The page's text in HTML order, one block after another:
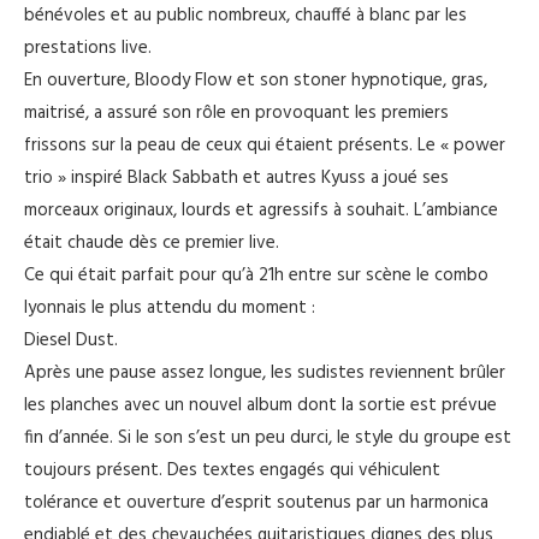
bénévoles et au public nombreux, chauffé à blanc par les
prestations live.
En ouverture, Bloody Flow et son stoner hypnotique, gras,
maitrisé, a assuré son rôle en provoquant les premiers
frissons sur la peau de ceux qui étaient présents. Le « power
trio » inspiré Black Sabbath et autres Kyuss a joué ses
morceaux originaux, lourds et agressifs à souhait. L’ambiance
était chaude dès ce premier live.
Ce qui était parfait pour qu’à 21h entre sur scène le combo
lyonnais le plus attendu du moment :
Diesel Dust.
Après une pause assez longue, les sudistes reviennent brûler
les planches avec un nouvel album dont la sortie est prévue
fin d’année. Si le son s’est un peu durci, le style du groupe est
toujours présent. Des textes engagés qui véhiculent
tolérance et ouverture d’esprit soutenus par un harmonica